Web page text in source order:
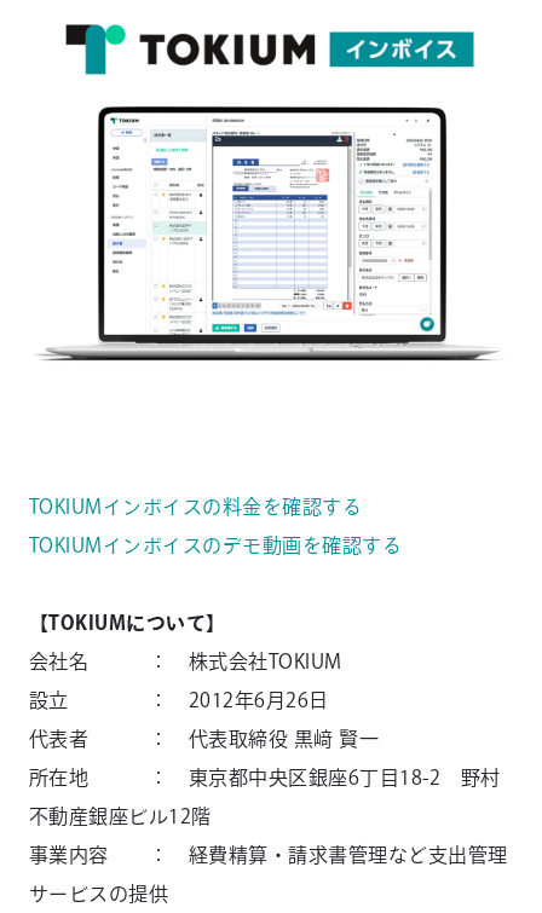
TOKIUMインボイスの料金を確認する
TOKIUMインボイスのデモ動画を確認する
【TOKIUMについて】
会社名 ： 株式会社TOKIUM
設立 ： 2012年6月26日
代表者 ： 代表取締役 黒﨑 賢一
所在地 ： 東京都中央区銀座6丁目18-2 野村
不動産銀座ビル12階
事業内容 ： 経費精算・請求書管理など支出管理
サービスの提供